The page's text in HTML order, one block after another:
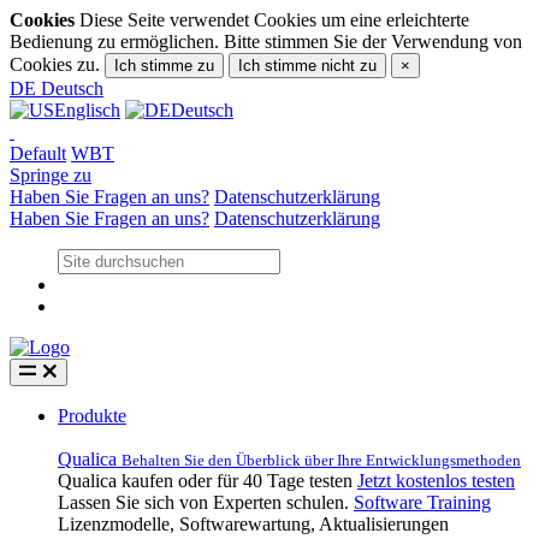
Cookies Diese Seite verwendet Cookies um eine erleichterte
Bedienung zu ermöglichen. Bitte stimmen Sie der Verwendung von
Cookies zu.
Ich stimme zu Ich stimme nicht zu ×
DE Deutsch
Englisch
Deutsch
Default WBT
Springe zu
Haben Sie Fragen an uns? Datenschutzerklärung
Haben Sie Fragen an uns? Datenschutzerklärung
Produkte
Qualica Behalten Sie den Überblick über Ihre Entwicklungsmethoden
Qualica kaufen oder für 40 Tage testen Jetzt kostenlos testen
Lassen Sie sich von Experten schulen. Software Training
Lizenzmodelle, Softwarewartung, Aktualisierungen